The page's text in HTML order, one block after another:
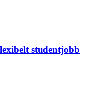
studentjobb